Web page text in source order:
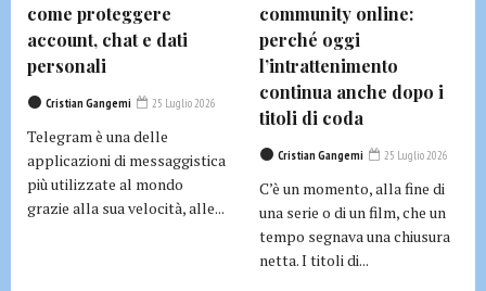
come proteggere
account, chat e dati
personali
Cristian Gangemi 25 Luglio 2026
Telegram è una delle
applicazioni di messaggistica
più utilizzate al mondo
grazie alla sua velocità, alle...
community online:
perché oggi
l’intrattenimento
continua anche dopo i
titoli di coda
Cristian Gangemi 25 Luglio 2026
C’è un momento, alla fine di
una serie o di un film, che un
tempo segnava una chiusura
netta. I titoli di...